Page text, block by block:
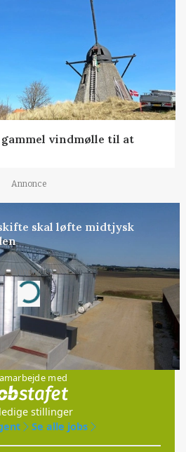
vindmølle til at
Annonce
skal løfte midtjysk
Annonce
Loading...
Jobs
med
ledige stillinger
Se alle jobs